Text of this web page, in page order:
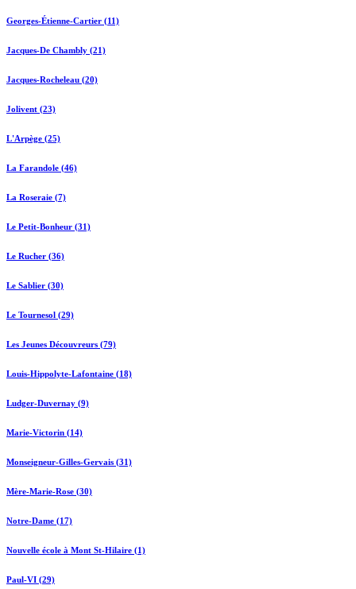
Georges-Étienne-Cartier (11)
Jacques-De Chambly (21)
Jacques-Rocheleau (20)
Jolivent (23)
L'Arpège (25)
La Farandole (46)
La Roseraie (7)
Le Petit-Bonheur (31)
Le Rucher (36)
Le Sablier (30)
Le Tournesol (29)
Les Jeunes Découvreurs (79)
Louis-Hippolyte-Lafontaine (18)
Ludger-Duvernay (9)
Marie-Victorin (14)
Monseigneur-Gilles-Gervais (31)
Mère-Marie-Rose (30)
Notre-Dame (17)
Nouvelle école à Mont St-Hilaire (1)
Paul-VI (29)